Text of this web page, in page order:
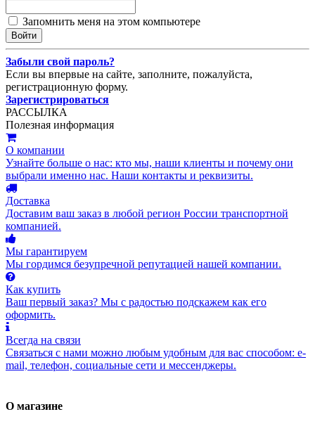
Запомнить меня на этом компьютере
Забыли свой пароль?
Если вы впервые на сайте, заполните, пожалуйста,
регистрационную форму.
Зарегистрироваться
РАССЫЛКА
Полезная информация
О компании
Узнайте больше о нас: кто мы, наши клиенты и почему они
выбрали именно нас. Наши контакты и реквизиты.
Доставка
Доставим ваш заказ в любой регион России транспортной
компанией.
Мы гарантируем
Мы гордимся безупречной репутацией нашей компании.
Как купить
Ваш первый заказ? Мы с радостью подскажем как его
оформить.
Всегда на связи
Связаться с нами можно любым удобным для вас способом: e-
mail, телефон, социальные сети и мессенджеры.
О магазине